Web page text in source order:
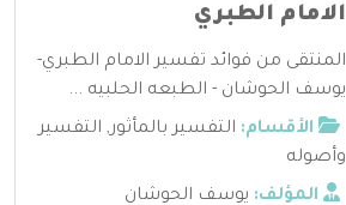
الامام الطبري
المنتقى من فوائد تفسير الامام الطبري-
يوسف الحوشان - الطبعه الحلبيه ...
الأقسام: التفسير بالمأثور, التفسير
وأصوله
المؤلف: يوسف الحوشان